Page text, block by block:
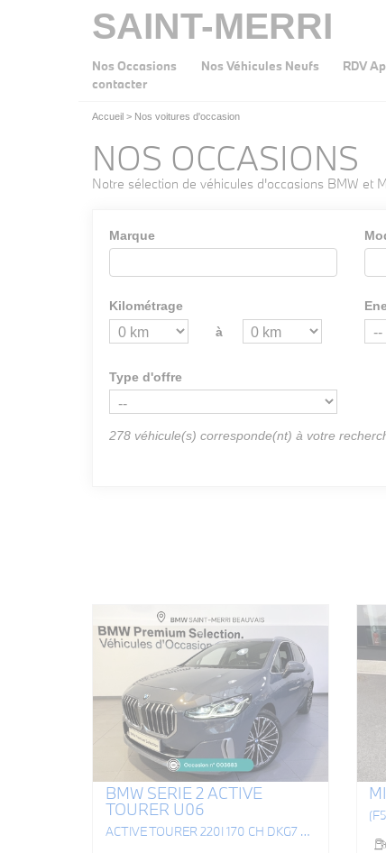
SAINT-MERRI
Nos Occasions Nos Véhicules Neufs RDV
contacter
Accueil > Nos voitures d'occasion
NOS OCCASIONS
Notre sélection de véhicules d'occasions BMW et
Marque
Kilométrage
à
Type d'offre
278 véhicule(s) corresponde(nt) à votre
BMW SERIE 2 ACTIVE
TOURER U06
ACTIVE TOURER 220I 170 CH DKG7 LUXURY